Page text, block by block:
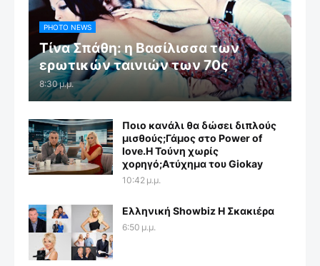
PHOTO NEWS
Τίνα Σπάθη: η Βασίλισσα των
ερωτικών ταινιών των 70ς
8:30 μ.μ.
Ποιο κανάλι θα δώσει διπλούς
μισθούς;Γάμος στο Power of
love.Η Τούνη χωρίς
χορηγό;Aτύχημα του Giokay
10:42 μ.μ.
Ελληνική Showbiz Η Σκακιέρα
6:50 μ.μ.